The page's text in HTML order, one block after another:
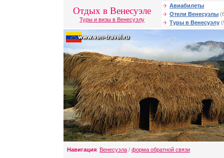
Отдых в Венесуэле
Туры и визы в Венесуэлу
Авиабилеты
Отели Венесуэлы
Туры в Венесуэлу
Навигация: Венесуэла / форма обратной связи